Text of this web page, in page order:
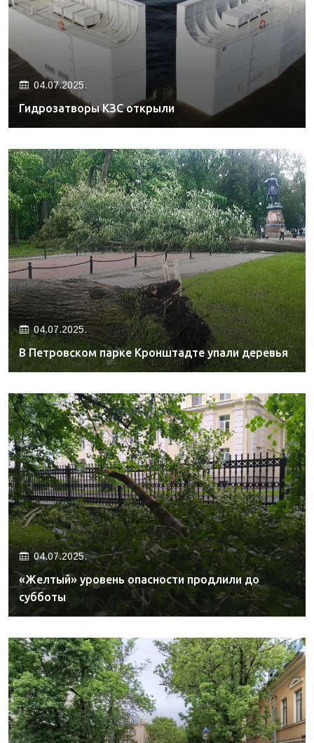
04.07.2025.
Гидрозатворы КЗС открыли
04.07.2025.
В Петровском парке Кронштадте упали деревья
04.07.2025.
«Желтый» уровень опасности продлили до
субботы